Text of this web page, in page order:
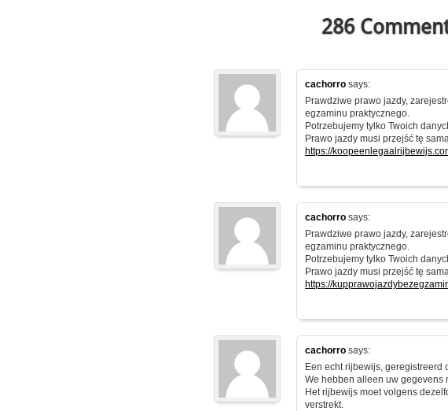
286
cachorro says:
Prawdziwe prawo jazdy,
egzaminu praktycznego.
Potrzebujemy tylko Twoich
Prawo jazdy musi przejść tę
https://
cachorro says:
Prawdziwe prawo jazdy,
egzaminu praktycznego.
Potrzebujemy tylko Twoich
Prawo jazdy musi przejść tę
https://
cachorro says:
Een echt rijbewijs, geregistreerd
We hebben alleen uw gegevens
Het rijbewijs moet volgens
verstrekt.